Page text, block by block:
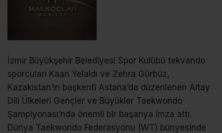
İzmir Büyükşehir Belediyesi Spor Kulübü tekvando
sporcuları Kaan Yelaldı ve Zehra Gürbüz,
Kazakistan’ın başkenti Astana’da düzenlenen Altay
Dili Ülkeleri Gençler ve Büyükler Taekwondo
Şampiyonası’nda önemli bir başarıya imza attı.
Dünya Taekwondo Federasyonu (WT) bünyesinde